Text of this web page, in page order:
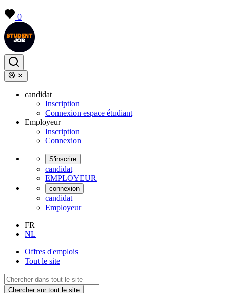
0
candidat
Inscription
Connexion espace étudiant
Employeur
Inscription
Connexion
S'inscrire
candidat
EMPLOYEUR
connexion
candidat
Employeur
FR
NL
Offres d'emplois
Tout le site